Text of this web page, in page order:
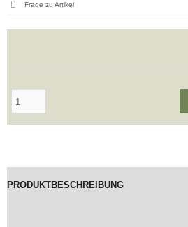
Frage zu Artikel
PRODUKTBESCHREIBUNG